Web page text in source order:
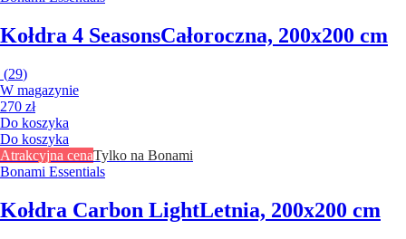
Kołdra 4 SeasonsCałoroczna, 200x200 cm
(29)
W magazynie
270 zł
Do koszyka
Do koszyka
Atrakcyjna cenaTylko na Bonami
Bonami Essentials
Kołdra Carbon LightLetnia, 200x200 cm